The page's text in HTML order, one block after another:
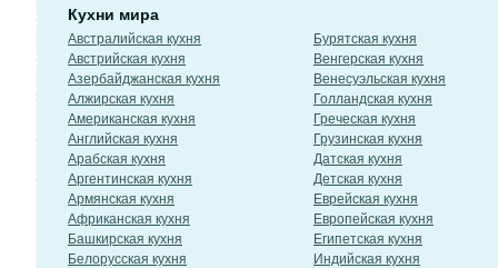
Кухни мира
Австралийская кухня
Австрийская кухня
Азербайджанская кухня
Алжирская кухня
Американская кухня
Английская кухня
Арабская кухня
Аргентинская кухня
Армянская кухня
Африканская кухня
Башкирская кухня
Белорусская кухня
Бурятская кухня
Венгерская кухня
Венесуэльская кухня
Голландская кухня
Греческая кухня
Грузинская кухня
Датская кухня
Детская кухня
Еврейская кухня
Европейская кухня
Египетская кухня
Индийская кухня